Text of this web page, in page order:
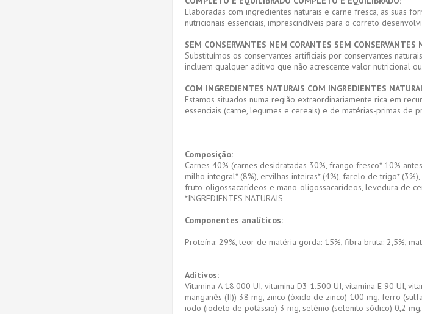
Elaboradas com ingredientes naturais e carne fresca, as suas
nutricionais essenciais, imprescindíveis para o correto
SEM CONSERVANTES NEM CORANTES SEM CONSERVANTES
Substituímos os conservantes artificiais por conservantes
incluem qualquer aditivo que não acrescente valor nutricional
COM INGREDIENTES NATURAIS COM INGREDIENTES
Estamos situados numa região extraordinariamente rica em
essenciais (carne, legumes e cereais) e de matérias-primas
Composição:
Carnes 40% (carnes desidratadas 30%, frango fresco* 10%
milho integral* (8%), ervilhas inteiras* (4%), farelo de trigo*
fruto-oligossacarídeos e mano-oligossacarídeos, levedura de
*INGREDIENTES NATURAIS
Componentes analíticos:
Proteína: 29%, teor de matéria gorda: 15%, fibra bruta: 2,5%,
Aditivos:
Vitamina A 18.000 UI, vitamina D3 1.500 UI, vitamina E 90 UI,
manganês (II)) 38 mg, zinco (óxido de zinco) 100 mg, ferro
iodo (iodeto de potássio) 3 mg, selénio (selenito sódico) 0,2